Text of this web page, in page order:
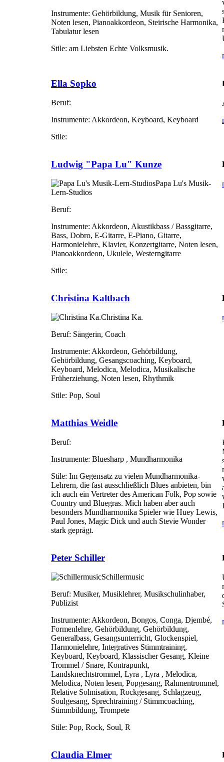
Instrumente: Gehörbildung, Musik für Senioren,
Noten lesen, Pianoakkordeon, Steirische Harmonika,
Tabulatur lesen
Stile: am Liebsten Echte Volksmusik.
Ella Sopko
Beruf:
Instrumente: Akkordeon, Keyboard, Keyboard
Stile:
Ludwig "Papa Lu" Kunze
Papa Lu's Musik-
Lern-Studios
Beruf:
Instrumente: Akkordeon, Akustikbass / Bassgitarre,
Bass, Dobro, E-Gitarre, E-Piano, Gitarre,
Harmonielehre, Klavier, Konzertgitarre, Noten lesen,
Pianoakkordeon, Ukulele, Westerngitarre
Stile:
Christina Kaltbach
Christina Ka.
Beruf: Sängerin, Coach
Instrumente: Akkordeon, Gehörbildung,
Gehörbildung, Gesangscoaching, Keyboard,
Keyboard, Melodica, Melodica, Musikalische
Früherziehung, Noten lesen, Rhythmik
Stile: Pop, Soul
Matthias Weidle
Beruf:
Instrumente: Bluesharp , Mundharmonika
Stile: Im Gegensatz zu vielen Mundharmonika-
Lehrern, die fast ausschließlich Blues anbieten, bin
ich auch ein Vertreter des American Folk, Pop sowie
Country und Bluegras. Mich haben aber auch
besonders Mundharmonika Spieler wie Huey Lewis,
Paul Jones, Magic Dick und auch Stevie Wonder
stark geprägt.
Peter Schiller
Schillermusic
Beruf: Musiker, Musiklehrer, Musikschulinhaber,
Publizist
Instrumente: Akkordeon, Bongos, Conga, Djembé,
Formenlehre, Gehörbildung, Gehörbildung,
Generalbass, Gesangsunterricht, Glockenspiel,
Harmonielehre, Integratives Stimmtraining,
Keyboard, Keyboard, Klassischer Gesang, Kleine
Trommel / Snare, Kontrapunkt,
Landsknechtstrommel, Lyra , Lyra , Melodica,
Melodica, Noten lesen, Popgesang, Rahmentrommel,
Relative Solmisation, Rockgesang, Schlagzeug,
Soulgesang, Sprechtraining / Stimmcoaching,
Stimmbildung, Trompete
Stile: Pop, Rock, Soul, R
Claudia Elmer